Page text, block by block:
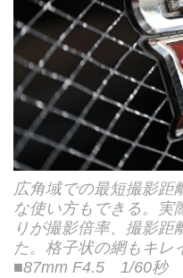
広角域での最短撮影距
な使い方もできる。実
りが撮影倍率、撮影距
た。格子状の網もキレ
■87mm F4.5 1/60秒